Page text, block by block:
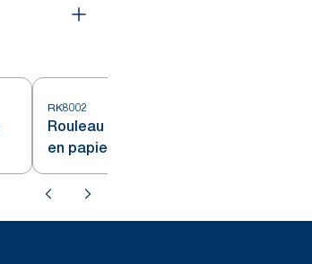
RK8002
Rouleau de serviettes à mains
en papier Tork Naturel H21